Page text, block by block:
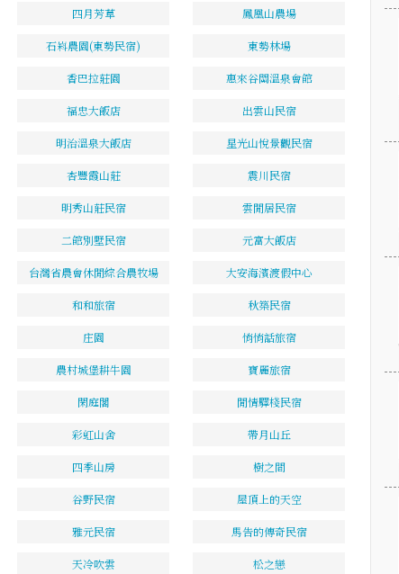
四月芳草 鳳凰山農場
石嵙農園(東勢民宿) 東勢林場
香巴拉莊園 惠來谷關溫泉會館
福忠大飯店 出雲山民宿
明治溫泉大飯店 星光山悅景觀民宿
杏豐霞山莊 震川民宿
明秀山莊民宿 雲閒居民宿
二館別墅民宿 元富大飯店
台灣省農會休閒綜合農牧場 大安海濱渡假中心
和和旅宿 秋築民宿
庄園 悄悄話旅宿
農村城堡耕牛園 寶麗旅宿
閑庭閣 閒情驛棧民宿
彩虹山舍 帶月山丘
四季山房 樹之間
谷野民宿 屋頂上的天空
雅元民宿 馬告的傳奇民宿
天冷吹雲 松之戀